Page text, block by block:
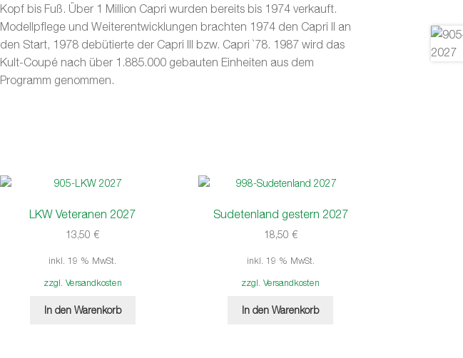
Kopf bis Fuß. Über 1 Million Capri wurden bereits bis 1974 verkauft.
Modellpflege und Weiterentwicklungen brachten 1974 den Capri II an
den Start, 1978 debütierte der Capri III bzw. Capri `78. 1987 wird das
Kult-Coupé nach über 1.885.000 gebauten Einheiten aus dem
Programm genommen.
LKW Veteranen 2027
13,50€
inkl. 19 % MwSt.
zzgl. Versandkosten
In den Warenkorb
Sudetenland gestern 2027
18,50 €
inkl. 19 % MwSt.
zzgl. Versandkosten
In den Warenkorb